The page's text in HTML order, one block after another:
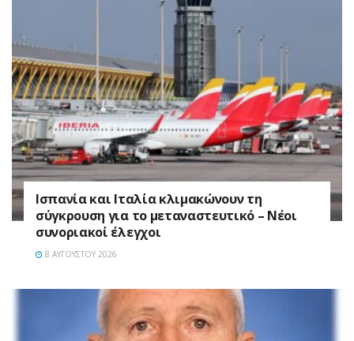
Ισπανία και Ιταλία κλιμακώνουν τη
σύγκρουση για το μεταναστευτικό – Νέοι
συνοριακοί έλεγχοι
8 ΑΥΓΟΎΣΤΟΥ 2026